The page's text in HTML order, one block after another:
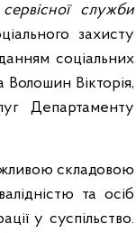
служби
захисту
соціальних
Вікторія,
Департаменту
складовою
та осіб
у суспільство.